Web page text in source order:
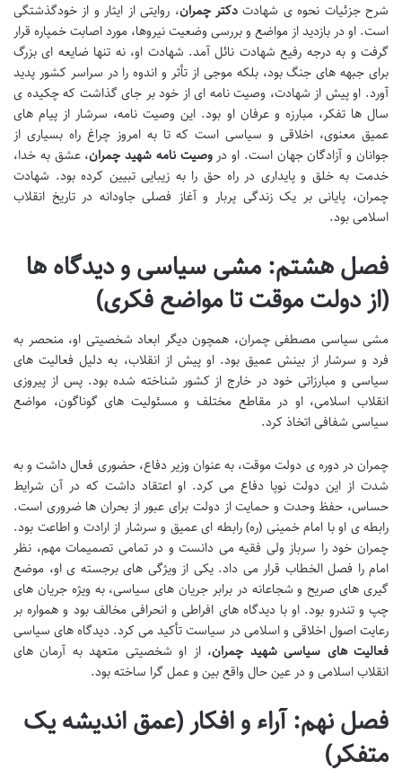
شرح جزئیات نحوه ی شهادتدکتر چمران، روایتی از ایثار و از خودگذشتگی
است. او در بازدید از مواضع و بررسی وضعیت نیروها، مورد اصابت خمپاره قرار
گرفت و به درجه رفیع شهادت نائل آمد. شهادت او، نه تنها ضایعه ای بزرگ
برای جبهه های جنگ بود، بلکه موجی از تأثر و اندوه را در سراسر کشور پدید
آورد. او پیش از شهادت، وصیت نامه ای از خود بر جای گذاشت که چکیده ی
سال ها تفکر، مبارزه و عرفان او بود. این وصیت نامه، سرشار از پیام های
عمیق معنوی، اخلاقی و سیاسی است که تا به امروز چراغ راه بسیاری از
جوانان و آزادگان جهان است. او دروصیت نامه شهید چمران، عشق به خدا،
خدمت به خلق و پایداری در راه حق را به زیبایی تبیین کرده بود. شهادت
چمران، پایانی بر یک زندگی پربار و آغاز فصلی جاودانه در تاریخ انقلاب
اسلامی بود.
فصل هشتم: مشی سیاسی و دیدگاه ها
(از دولت موقت تا مواضع فکری)
مشی سیاسی مصطفی چمران، همچون دیگر ابعاد شخصیتی او، منحصر به
فرد و سرشار از بینش عمیق بود. او پیش از انقلاب، به دلیل فعالیت های
سیاسی و مبارزاتی خود در خارج از کشور شناخته شده بود. پس از پیروزی
انقلاب اسلامی، او در مقاطع مختلف و مسئولیت های گوناگون، مواضع
سیاسی شفافی اتخاذ کرد.
چمران در دوره ی دولت موقت، به عنوان وزیر دفاع، حضوری فعال داشت و به
شدت از این دولت نوپا دفاع می کرد. او اعتقاد داشت که در آن شرایط
حساس، حفظ وحدت و حمایت از دولت برای عبور از بحران ها ضروری است.
رابطه ی او با امام خمینی (ره) رابطه ای عمیق و سرشار از ارادت و اطاعت بود.
چمران خود را سرباز ولی فقیه می دانست و در تمامی تصمیمات مهم، نظر
امام را فصل الخطاب قرار می داد. یکی از ویژگی های برجسته ی او، موضع
گیری های صریح و شجاعانه در برابر جریان های سیاسی، به ویژه جریان های
چپ و تندرو بود. او با دیدگاه های افراطی و انحرافی مخالف بود و همواره بر
رعایت اصول اخلاقی و اسلامی در سیاست تأکید می کرد. دیدگاه های سیاسی
فعالیت های سیاسی شهید چمران، از او شخصیتی متعهد به آرمان های
انقلاب اسلامی و در عین حال واقع بین و عمل گرا ساخته بود.
فصل نهم: آراء و افکار (عمق اندیشه یک
متفکر)